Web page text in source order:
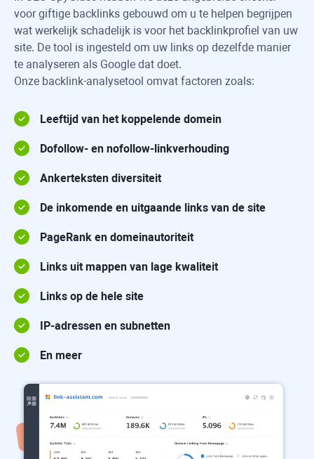
voor giftige backlinks gebouwd om u te helpen begrijpen
wat werkelijk schadelijk is voor het backlinkprofiel van uw
site. De tool is ingesteld om uw links op dezelfde manier
te analyseren als Google dat doet.
Onze backlink-analysetool omvat factoren zoals:
Leeftijd van het koppelende domein
Dofollow- en nofollow-linkverhouding
Ankerteksten diversiteit
De inkomende en uitgaande links van de site
PageRank en domeinautoriteit
Links uit mappen van lage kwaliteit
Links op de hele site
IP-adressen en subnetten
En meer